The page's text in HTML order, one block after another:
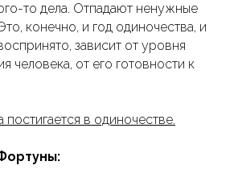
то дела. Отпадают ненужные
конечно, и год одиночества, и
зависит от уровня
человека, от его готовности к
постигается в одиночестве.